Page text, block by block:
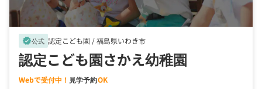
verified公式 認定こども園 /福島県いわき市
認定こども園さかえ幼稚園
Webで受付中！ 見学予約OK